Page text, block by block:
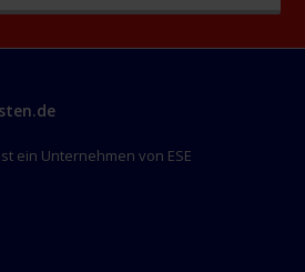
ein Unternehmen von ESE